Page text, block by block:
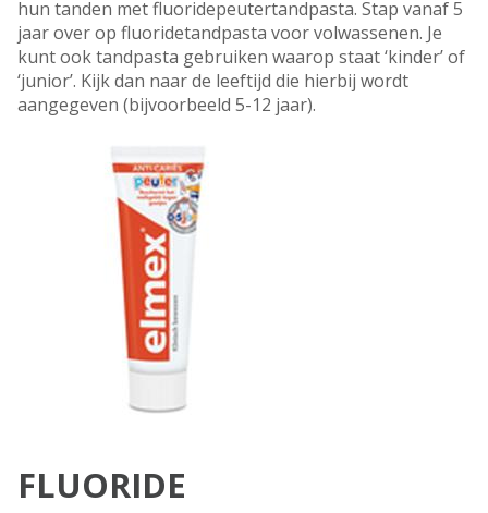
hun tanden met fluoridepeutertandpasta. Stap vanaf 5
jaar over op fluoridetandpasta voor volwassenen. Je
kunt ook tandpasta gebruiken waarop staat ‘kinder’ of
‘junior’. Kijk dan naar de leeftijd die hierbij wordt
aangegeven (bijvoorbeeld 5-12 jaar).
FLUORIDE